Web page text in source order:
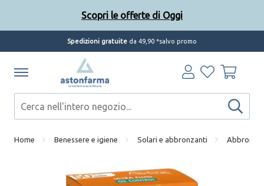
Spedizioni gratuite da 49,90 *salvo promo
Home Benessere e igiene Solari e abbronzanti
Scopri le offerte di Oggi